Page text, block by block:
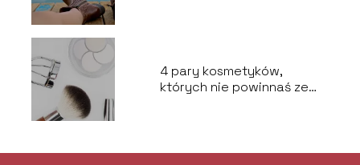
4 pary kosmetyków,
których nie powinnaś ze